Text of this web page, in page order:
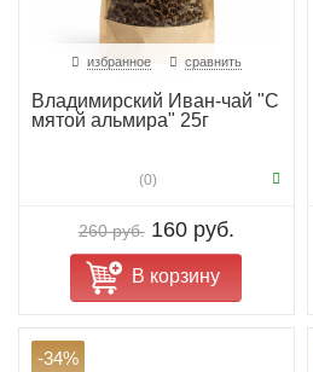
избранное сравнить
Владимирский Иван-чай "С
мятой альмира" 25г
(0)
260 руб. 160 руб.
В корзину
-34%